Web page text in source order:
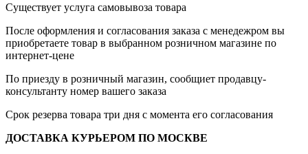
Существует услуга самовывоза товара
После оформления и согласования заказа с менедежром вы
приобретаете товар в выбранном розничном магазине по
интернет-цене
По приезду в розничный магазин, сообщиет продавцу-
консультанту номер вашего заказа
Срок резерва товара три дня с момента его согласования
ДОСТАВКА КУРЬЕРОМ ПО МОСКВЕ